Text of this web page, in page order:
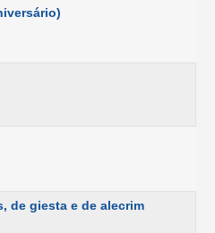
de giesta e de alecrim